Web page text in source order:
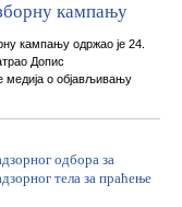
кампању
кампању одржао је 24.
Допис
медија о објављивању
одбора за
тела за праћење